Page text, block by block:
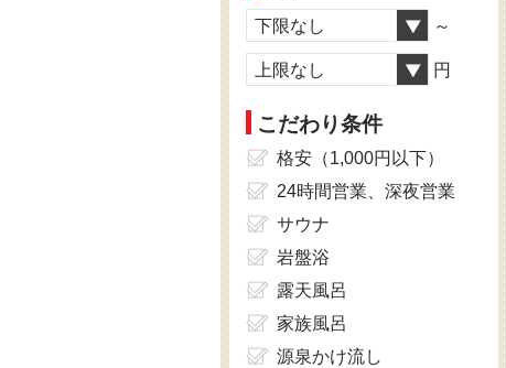
下限なし ～
上限なし 円
こだわり条件
格安（1,000円以下）
24時間営業、深夜営業
サウナ
岩盤浴
露天風呂
家族風呂
源泉かけ流し